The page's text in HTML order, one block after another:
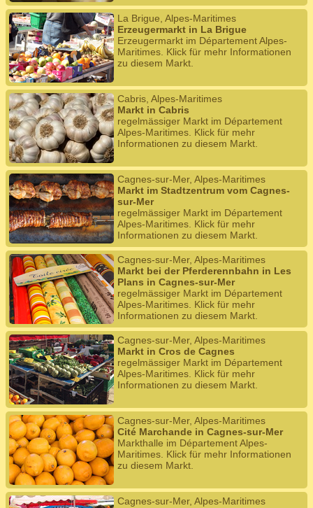
La Brigue, Alpes-Maritimes
Erzeugermarkt in La Brigue
Erzeugermarkt im Département Alpes-
Maritimes. Klick für mehr Informationen
zu diesem Markt.
Cabris, Alpes-Maritimes
Markt in Cabris
regelmässiger Markt im Département
Alpes-Maritimes. Klick für mehr
Informationen zu diesem Markt.
Cagnes-sur-Mer, Alpes-Maritimes
Markt im Stadtzentrum vom Cagnes-
sur-Mer
regelmässiger Markt im Département
Alpes-Maritimes. Klick für mehr
Informationen zu diesem Markt.
Cagnes-sur-Mer, Alpes-Maritimes
Markt bei der Pferderennbahn in Les
Plans in Cagnes-sur-Mer
regelmässiger Markt im Département
Alpes-Maritimes. Klick für mehr
Informationen zu diesem Markt.
Cagnes-sur-Mer, Alpes-Maritimes
Markt in Cros de Cagnes
regelmässiger Markt im Département
Alpes-Maritimes. Klick für mehr
Informationen zu diesem Markt.
Cagnes-sur-Mer, Alpes-Maritimes
Cité Marchande in Cagnes-sur-Mer
Markthalle im Département Alpes-
Maritimes. Klick für mehr Informationen
zu diesem Markt.
Cagnes-sur-Mer, Alpes-Maritimes